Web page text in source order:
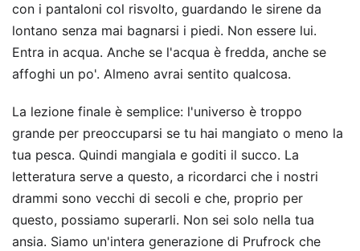
con i pantaloni col risvolto, guardando le sirene da
lontano senza mai bagnarsi i piedi. Non essere lui.
Entra in acqua. Anche se l'acqua è fredda, anche se
affoghi un po'. Almeno avrai sentito qualcosa.
La lezione finale è semplice: l'universo è troppo
grande per preoccuparsi se tu hai mangiato o meno la
tua pesca. Quindi mangiala e goditi il succo. La
letteratura serve a questo, a ricordarci che i nostri
drammi sono vecchi di secoli e che, proprio per
questo, possiamo superarli. Non sei solo nella tua
ansia. Siamo un'intera generazione di Prufrock che